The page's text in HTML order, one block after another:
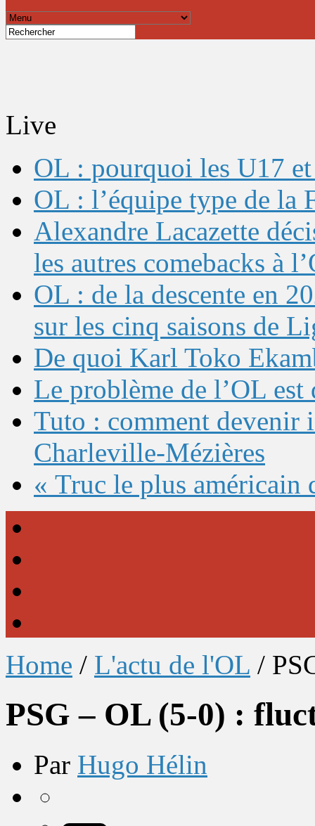
Live
OL : pourquoi les U17
OL : l’équipe type de la
Alexandre Lacazette
les autres comebacks à
OL : de la descente en
sur les cinq saisons de
De quoi Karl Toko
Le problème de l’OL
Tuto : comment devenir
Charleville-Mézières
« Truc le plus américain
Home / L'actu de l'OL /
PSG – OL (5-0) :
Par Hugo Hélin